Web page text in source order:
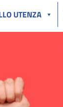
UTENZA